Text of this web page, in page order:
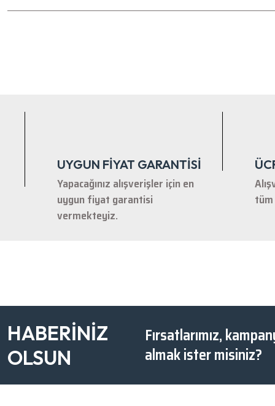
UYGUN FİYAT GARANTİSİ
Yapacağınız alışverişler için en
uygun fiyat garantisi
vermekteyiz.
HABERİNİZ
OLSUN
Fırsatlarımız,
almak ister misiniz?